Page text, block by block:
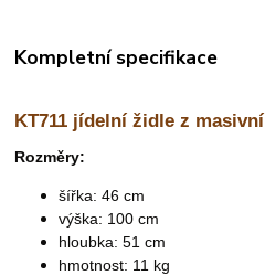
Kompletní specifikace
KT711 jídelní židle z
Rozměry:
šířka: 46 cm
výška: 100 cm
hloubka: 51 cm
hmotnost: 11 kg